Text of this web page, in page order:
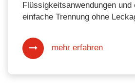
Flüssigkeitsanwendungen und
einfache Trennung ohne
mehr erfahren